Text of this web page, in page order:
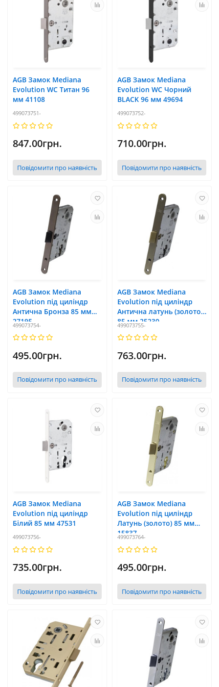
AGB Замок Mediana
Evolution WC Титан 96
мм 41108
499073751-
847.00грн.
Повідомити про наявність
AGB Замок Mediana
Evolution WC Чорний
BLACK 96 мм 49694
499073752-
710.00грн.
Повідомити про наявність
AGB Замок Mediana
Evolution під циліндр
Антична Бронза 85 мм
27195
499073754-
495.00грн.
Повідомити про наявність
AGB Замок Mediana
Evolution під циліндр
Антична латунь (золото)
85 мм 25230
499073755-
763.00грн.
Повідомити про наявність
AGB Замок Mediana
Evolution під циліндр
Білий 85 мм 47531
499073756-
735.00грн.
Повідомити про наявність
AGB Замок Mediana
Evolution під циліндр
Латунь (золото) 85 мм
15837
499073764-
495.00грн.
Повідомити про наявність